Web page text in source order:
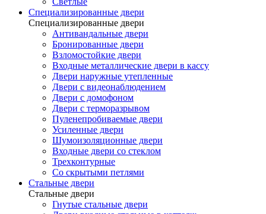
Специализированные двери
Специализированные двери
Антивандальные двери
Бронированные двери
Взломостойкие двери
Входные металлические двери в кассу
Двери наружные утепленные
Двери с видеонаблюдением
Двери с домофоном
Двери с терморазрывом
Пуленепробиваемые двери
Усиленные двери
Шумоизоляционные двери
Входные двери со стеклом
Трехконтурные
Со скрытыми петлями
Стальные двери
Стальные двери
Гнутые стальные двери